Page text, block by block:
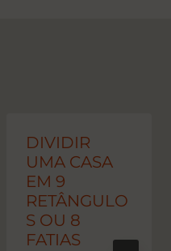
DIVIDIR
UMA CASA
EM 9
RETÂNGULO
S OU 8
FATIAS